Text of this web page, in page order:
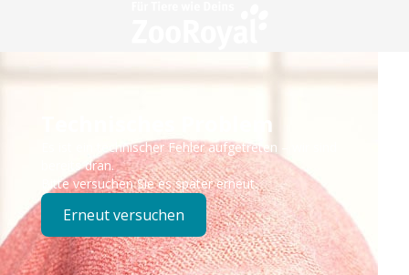
Technisches Problem
Es ist ein technischer Fehler aufgetreten – wir sind
bereits dran.
Bitte versuchen Sie es später erneut.
Erneut versuchen